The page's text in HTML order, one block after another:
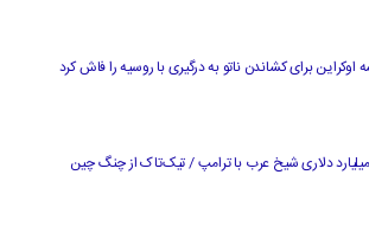
برای کشاندن ناتو به درگیری با روسیه را فاش کرد
معامله ۱۴ میلیارد دلاری شیخ عرب با ترامپ / تیک‌تاک از چنگ چین